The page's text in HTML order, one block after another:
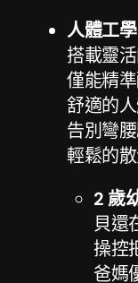
人體工
搭載靈
僅能精
舒適的
告別彎
輕鬆的散
2 歲
貝還
操控
爸媽